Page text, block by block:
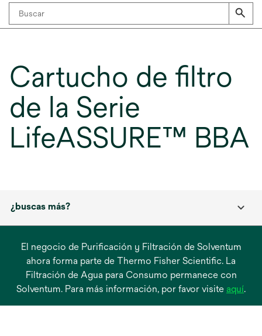
Cartucho de filtro
de la Serie
LifeASSURE™ BBA
¿buscas más?
El negocio de Purificación y Filtración de Solventum
ahora forma parte de Thermo Fisher Scientific. La
Filtración de Agua para Consumo permanece con
Solventum. Para más información, por favor visite aquíse
.